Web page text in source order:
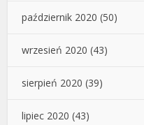
październik 2020 (50)
wrzesień 2020 (43)
sierpień 2020 (39)
lipiec 2020 (43)